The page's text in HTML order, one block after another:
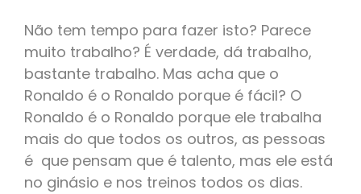
Não tem tempo para fazer isto? Parece
muito trabalho? É verdade, dá trabalho,
bastante trabalho. Mas acha que o
Ronaldo é o Ronaldo porque é fácil? O
Ronaldo é o Ronaldo porque ele trabalha
mais do que todos os outros, as pessoas
é que pensam que é talento, mas ele está
no ginásio e nos treinos todos os dias.